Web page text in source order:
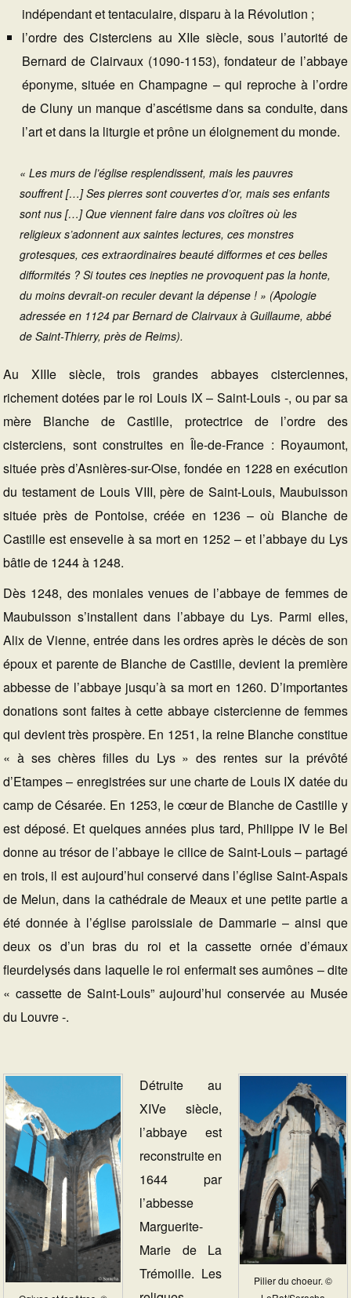
indépendant et tentaculaire, disparu à la Révolution ;
l’ordre des Cisterciens au XIIe siècle, sous l’autorité de
Bernard de Clairvaux (1090-1153), fondateur de l’abbaye
éponyme, située en Champagne – qui reproche à l’ordre
de Cluny un manque d’ascétisme dans sa conduite, dans
l’art et dans la liturgie et prône un éloignement du monde.
« Les murs de l’église resplendissent, mais les pauvres
souffrent […] Ses pierres sont couvertes d’or, mais ses enfants
sont nus […] Que viennent faire dans vos cloîtres où les
religieux s’adonnent aux saintes lectures, ces monstres
grotesques, ces extraordinaires beauté difformes et ces belles
difformités ? Si toutes ces inepties ne provoquent pas la honte,
du moins devrait-on reculer devant la dépense ! » (Apologie
adressée en 1124 par Bernard de Clairvaux à Guillaume, abbé
de Saint-Thierry, près de Reims).
Au XIIIe siècle, trois grandes abbayes cisterciennes,
richement dotées par le roi Louis IX – Saint-Louis -, ou par sa
mère Blanche de Castille, protectrice de l’ordre des
cisterciens, sont construites en Île-de-France : Royaumont,
située près d’Asnières-sur-Oise, fondée en 1228 en exécution
du testament de Louis VIII, père de Saint-Louis, Maubuisson
située près de Pontoise, créée en 1236 – où Blanche de
Castille est ensevelie à sa mort en 1252 – et l’abbaye du Lys
bâtie de 1244 à 1248.
Dès 1248, des moniales venues de l’abbaye de femmes de
Maubuisson s’installent dans l’abbaye du Lys. Parmi elles,
Alix de Vienne, entrée dans les ordres après le décès de son
époux et parente de Blanche de Castille, devient la première
abbesse de l’abbaye jusqu’à sa mort en 1260. D’importantes
donations sont faites à cette abbaye cistercienne de femmes
qui devient très prospère. En 1251, la reine Blanche constitue
« à ses chères filles du Lys » des rentes sur la prévôté
d’Etampes – enregistrées sur une charte de Louis IX datée du
camp de Césarée. En 1253, le cœur de Blanche de Castille y
est déposé. Et quelques années plus tard, Philippe IV le Bel
donne au trésor de l’abbaye le cilice de Saint-Louis – partagé
en trois, il est aujourd’hui conservé dans l’église Saint-Aspais
de Melun, dans la cathédrale de Meaux et une petite partie a
été donnée à l’église paroissiale de Dammarie – ainsi que
deux os d’un bras du roi et la cassette ornée d’émaux
fleurdelysés dans laquelle le roi enfermait ses aumônes – dite
« cassette de Saint-Louis” aujourd’hui conservée au Musée
du Louvre -.
Pilier du choeur. ©
Détruite au
XIVe siècle,
l’abbaye est
reconstruite en
1644 par
l’abbesse
Marguerite-
Marie de La
Trémoille. Les